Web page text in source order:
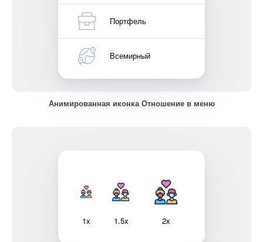
Портфель
Всемирный
Анимированная иконка Отношение в меню
1x 1.5x 2x